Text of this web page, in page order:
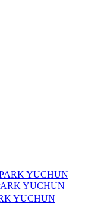
YUCHUN
YUCHUN